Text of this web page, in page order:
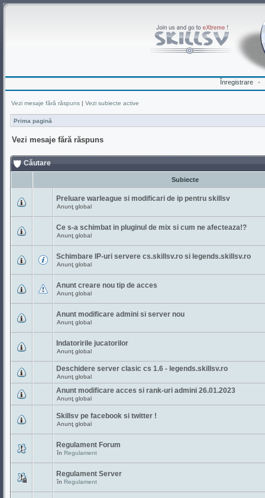
Înregistrare •
Vezi mesaje fără răspuns | Vezi subiecte active
Prima pagină
Vezi mesaje fără răspuns
Căutare
Subiecte
Preluare warleague si modificari de ip pentru skillsv
Anunţ global
Ce s-a schimbat in pluginul de mix si cum ne afecteaza!?
Anunţ global
Schimbare IP-uri servere cs.skillsv.ro si legends.skillsv.ro
Anunţ global
Anunt creare nou tip de acces
Anunţ global
Anunt modificare admini si server nou
Anunţ global
Indatoririle jucatorilor
Anunţ global
Deschidere server clasic cs 1.6 - legends.skillsv.ro
Anunţ global
Anunt modificare acces si rank-uri admini 26.01.2023
Anunţ global
Skillsv pe facebook si twitter !
Anunţ global
Regulament Forum
în Regulament
Regulament Server
în Regulament